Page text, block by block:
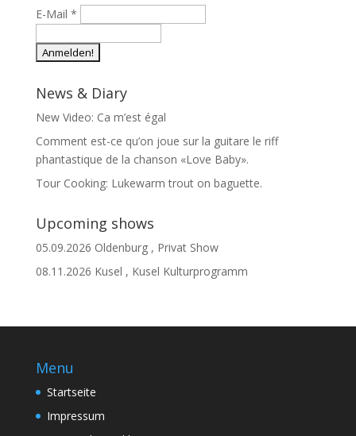
E-Mail *
News & Diary
New Video: Ca m’est égal
Comment est-ce qu’on joue sur la guitare le riff
phantastique de la chanson «Love Baby».
Tour Cooking: Lukewarm trout on baguette.
Upcoming shows
05.09.2026 Oldenburg , Privat Show
08.11.2026 Kusel , Kusel Kulturprogramm
Menu
Startseite
Impressum